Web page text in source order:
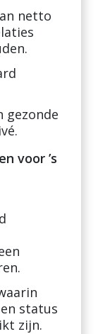
netto
gezonde
voor ’s
status
zijn.